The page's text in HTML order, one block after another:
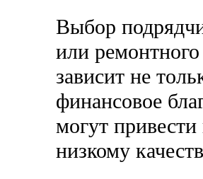
Выбор
или
зависит не
финансовое
могут
низкому